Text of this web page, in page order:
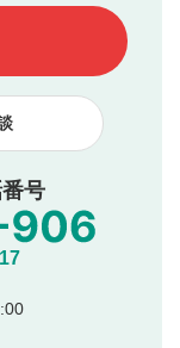
への掲載をもっ
さい。
容は、掲載を
の投稿
稿
定できる情報の
広告・宣伝を目
他の知的財産
号